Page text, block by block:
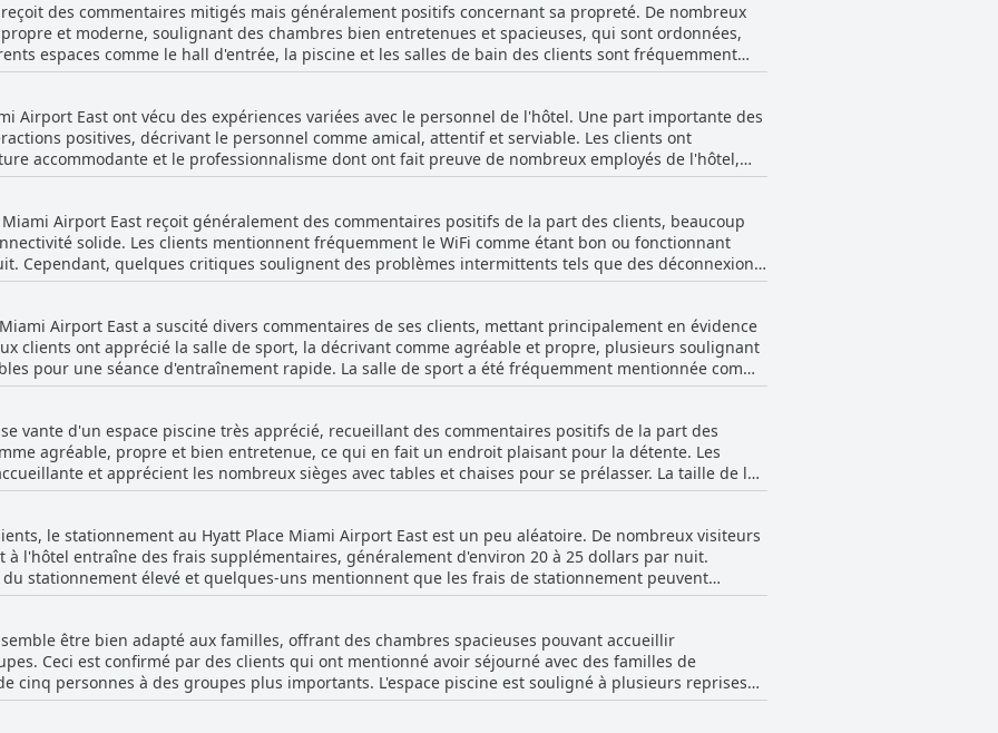
de propreté. Il y a également eu des commentaires isolés sur des matelas endommagés ou
à l'expérience de sommeil de certains clients. Malgré ces quelques points négatifs occasionnels,
très positifs, beaucoup appréciant les lits super confortables qui contribuent de manière
sommeil.
des commentaires mitigés mais généralement positifs concernant sa propreté. De nombreux
et moderne, soulignant des chambres bien entretenues et spacieuses, qui sont ordonnées,
espaces comme le hall d'entrée, la piscine et les salles de bain des clients sont fréquemment
remarques positives incluent la propreté générale de l'établissement, le personnel d'entretien
modernes contribuant à un séjour agréable. Cependant, certains avis indiquent une
nettoyage de l'hôtel. Des problèmes tels que des moquettes tachées et sales, un nettoyage
problèmes occasionnels de fourmis ont été mentionnés. Les clients qui ont séjourné plusieurs jours
pas nettoyées quotidiennement et certains ont signalé des lacunes spécifiques en matière
serviettes sales, des tables non nettoyées et une odeur persistante dans les salles de bain. Malgré
de propreté, en particulier dans les zones clés, laisse une impression favorable à de nombreux
pourraient être améliorées afin de garantir une expérience toujours positive pour tous les
Airport East ont vécu des expériences variées avec le personnel de l'hôtel. Une part importante des
positives, décrivant le personnel comme amical, attentif et serviable. Les clients ont
accommodante et le professionnalisme dont ont fait preuve de nombreux employés de l'hôtel,
leur attitude courtoise. Cependant, il existe des critiques notables dans les
signalé des cas de service désagréable ou indifférent, mentionnant particulièrement le personnel
ont exprimé des inquiétudes quant à la disponibilité limitée du personnel pour aider avec
à un sentiment d'être ignoré ou laissé sans surveillance. Malgré ces expériences
vers une vision positive du personnel, de nombreux clients exprimant leur gratitude pour le
La gentillesse du personnel et l'attention portée à la propreté ont également été régulièrement
généralement chaleureuse et accueillante à l'hôtel.
Miami Airport East reçoit généralement des commentaires positifs de la part des clients, beaucoup
solide. Les clients mentionnent fréquemment le WiFi comme étant bon ou fonctionnant
Cependant, quelques critiques soulignent des problèmes intermittents tels que des déconnexions,
avec la connectivité initiale. Certains clients ont signalé que le WiFi était parfois lent, voire non
de plusieurs jours. Malgré ces petits problèmes, les problèmes de connectivité ont été
et manuellement, montrant les efforts de l'hôtel pour assurer une expérience Internet satisfaisante.
domaines à améliorer, la majorité des clients semblent avoir bénéficié d'une connexion WiFi fiable
Airport East a suscité divers commentaires de ses clients, mettant principalement en évidence
clients ont apprécié la salle de sport, la décrivant comme agréable et propre, plusieurs soulignant
pour une séance d'entraînement rapide. La salle de sport a été fréquemment mentionnée comme
clients la considérant comme exceptionnelle et une excellente installation d'exercice.
sport a été un point de discorde pour quelques visiteurs, qui ont fait remarquer qu'elle était petite.
indique que la salle de sport est un atout précieux et bien entretenu pour ceux qui cherchent à
De plus, la présence d'une piscine à côté de la salle de sport a ajouté un attrait supplémentaire
l'hôtel.
vante d'un espace piscine très apprécié, recueillant des commentaires positifs de la part des
agréable, propre et bien entretenue, ce qui en fait un endroit plaisant pour la détente. Les
et apprécient les nombreux sièges avec tables et chaises pour se prélasser. La taille de la
étant suffisamment grande pour une baignade satisfaisante. Il est souligné que l'espace piscine
22 heures, voire 23 heures, offrant ainsi amplement de temps aux clients pour se détendre.
et l'entretien de la piscine, notant qu'elle est constamment en bon état. Des commodités
beaux environs et une atmosphère conviviale ont également été mentionnées favorablement. Les
qui contribue à l'environnement familial. Cependant, quelques remarques isolées
froide ou petite et soulignent des problèmes occasionnels tels que des gouttes
Malgré ces quelques inconvénients, le sentiment général indique que la piscine du Hyatt Place
l'expérience client, offrant une retraite agréable dans l'enceinte de l'hôtel.
le stationnement au Hyatt Place Miami Airport East est un peu aléatoire. De nombreux visiteurs
l'hôtel entraîne des frais supplémentaires, généralement d'environ 20 à 25 dollars par nuit.
stationnement élevé et quelques-uns mentionnent que les frais de stationnement peuvent
Du côté positif, certains commentaires font état d'un stationnement ample et sécurisé, et certains
couvertes et pratiques. Cependant, il y a aussi des commentaires sur le nombre limité de
de s'y déplacer. Bien que quelques clients aient noté qu'ils n'ont rencontré aucun problème de
est de se préparer à des frais de stationnement supplémentaires pendant le séjour.
être bien adapté aux familles, offrant des chambres spacieuses pouvant accueillir
Ceci est confirmé par des clients qui ont mentionné avoir séjourné avec des familles de
cinq personnes à des groupes plus importants. L'espace piscine est souligné à plusieurs reprises
enfants peuvent s'amuser, et l'atmosphère générale est accueillante et arrangeante pour les